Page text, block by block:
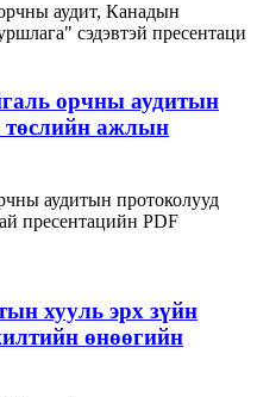
аудит, Канадын
сэдэвтэй пресентаци
орчны аудитын
ажлын
аудитын протоколууд
пресентацийн PDF
хууль эрх зүйн
өнөөгийн